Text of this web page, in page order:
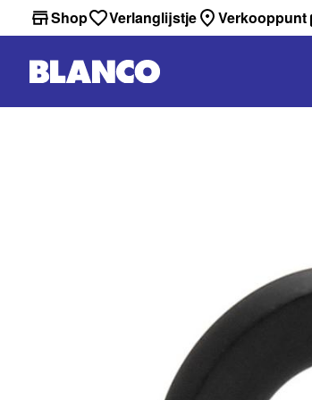
Shop Verlanglijstje Verkooppunt